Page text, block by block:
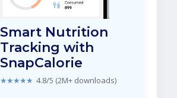
Smart Nutrition
Tracking with
SnapCalorie
★★★★★ 4.8/5 (2M+ downloads)